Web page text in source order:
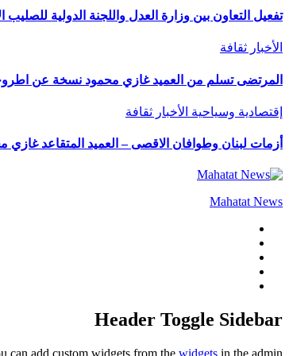
تفعيل التعاون بين وزارة العدل واللجنة الدولية للصليب
الأخبار ثقافة
المرتضى تسلم من العميد غازي محمود نسخة عن اطروحته
إقتصادية وسياحية الأخبار ثقافة
أزمات لبنان وطوافان الاقصى – العميد المتقاعد غازي
Mahatat News
Header Toggle Sidebar